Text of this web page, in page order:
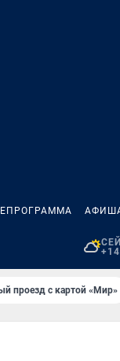
проезд с картой «Мир»